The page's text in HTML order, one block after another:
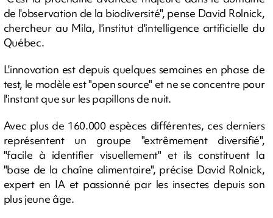
de l'observation de la biodiversité", pense David Rolnick,
chercheur au Mila, l'institut d'intelligence artificielle du
Québec.
L'innovation est depuis quelques semaines en phase de
test, le modèle est "open source" et ne se concentre pour
l'instant que sur les papillons de nuit.
Avec plus de 160.000 espèces différentes, ces derniers
représentent un groupe "extrêmement diversifié",
"facile à identifier visuellement" et ils constituent la
"base de la chaîne alimentaire", précise David Rolnick,
expert en IA et passionné par les insectes depuis son
plus jeune âge.